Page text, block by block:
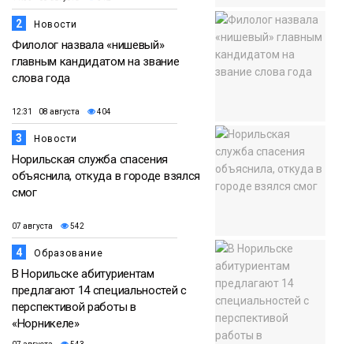
2 Новости
Филолог назвала «нишевый»
главным кандидатом на звание
слова года
12:31 08 августа 404
3 Новости
Норильская служба спасения
объяснила, откуда в городе взялся
смог
07 августа 542
4 Образование
В Норильске абитуриентам
предлагают 14 специальностей с
перспективой работы в
«Норникеле»